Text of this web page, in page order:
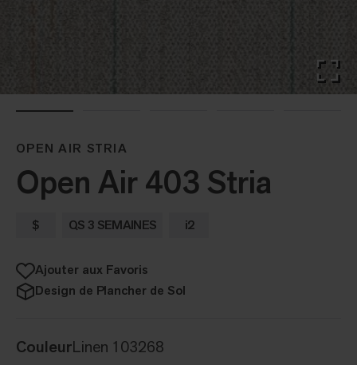
OPEN AIR STRIA
Open Air 403 Stria
$ QS 3 SEMAINES i2
Ajouter aux Favoris
Design de Plancher de Sol
CouleurLinen 103268